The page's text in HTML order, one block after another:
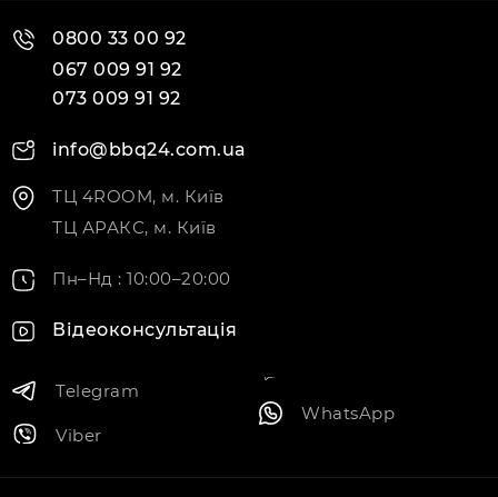
0800 33 00 92
067 009 91 92
073 009 91 92
info@bbq24.com.ua
ТЦ 4ROOM, м. Київ
ТЦ АРАКС, м. Київ
Пн–Нд : 10:00–20:00
Відеоконсультація
Telegram
Viber
WhatsApp